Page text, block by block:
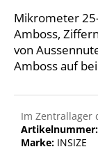
Mikrometer
Amboss,
von
Amboss auf
Im Zentrallager
Artikelnummer:
Marke: INSIZE
h
l
e
n